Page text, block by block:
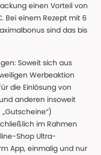
einen Vorteil von
Bei einem Rezept mit 6
sind das bis
Soweit sich aus
Werbeaktion
die Einlösung von
anderen insoweit
im Rahmen
Shop Ultra-
App, einmalig und nur